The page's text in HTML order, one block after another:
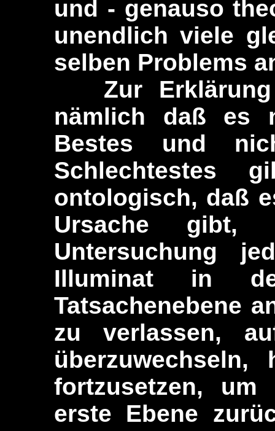
und - genauso
unendlich viele
selben Problems
Zur Erklärung
nämlich daß es
Bestes und
Schlechtestes
ontologisch, daß
Ursache gibt,
Untersuchung
Illuminat in
Tatsachenebene
zu verlassen,
fortzusetzen,
erste Ebene